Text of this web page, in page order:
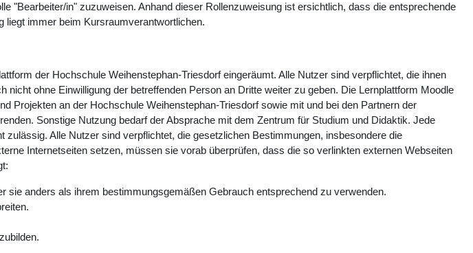
"Bearbeiter/in" zuzuweisen. Anhand dieser Rollenzuweisung ist ersichtlich, dass die entsprechende
liegt immer beim Kursraumverantwortlichen.
der Hochschule Weihenstephan-Triesdorf eingeräumt. Alle Nutzer sind verpflichtet, die ihnen
ohne Einwilligung der betreffenden Person an Dritte weiter zu geben. Die Lernplattform Moodle
Projekten an der Hochschule Weihenstephan-Triesdorf sowie mit und bei den Partnern der
Sonstige Nutzung bedarf der Absprache mit dem Zentrum für Studium und Didaktik. Jede
Alle Nutzer sind verpflichtet, die gesetzlichen Bestimmungen, insbesondere die
Internetseiten setzen, müssen sie vorab überprüfen, dass die so verlinkten externen Webseiten
anders als ihrem bestimmungsgemäßen Gebrauch entsprechend zu verwenden.